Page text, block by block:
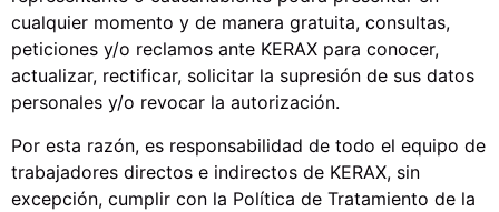
cualquier momento y de manera gratuita, consultas,
peticiones y/o reclamos ante KERAX para conocer,
actualizar, rectificar, solicitar la supresión de sus datos
personales y/o revocar la autorización.
Por esta razón, es responsabilidad de todo el equipo de
trabajadores directos e indirectos de KERAX, sin
excepción, cumplir con la Política de Tratamiento de la